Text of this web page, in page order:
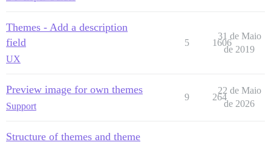
Themes - Add a description
field
UX
5 1606
31 de Maio
de 2019
Preview image for own themes
Support
9 264
22 de Maio
de 2026
Structure of themes and theme